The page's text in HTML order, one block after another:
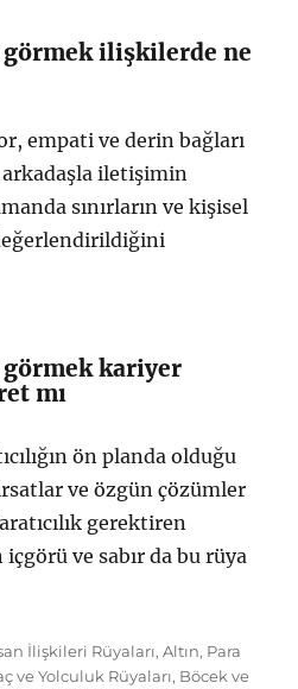
ilişkilerde ne
empati ve derin bağları
iletişimin
sınırların ve kişisel
kariyer
mı
ön planda olduğu
ve özgün çözümler
gerektiren
ve sabır da bu rüya
İlişkileri Rüyaları,Altın, Para
ve Yolculuk Rüyaları, Böcek ve